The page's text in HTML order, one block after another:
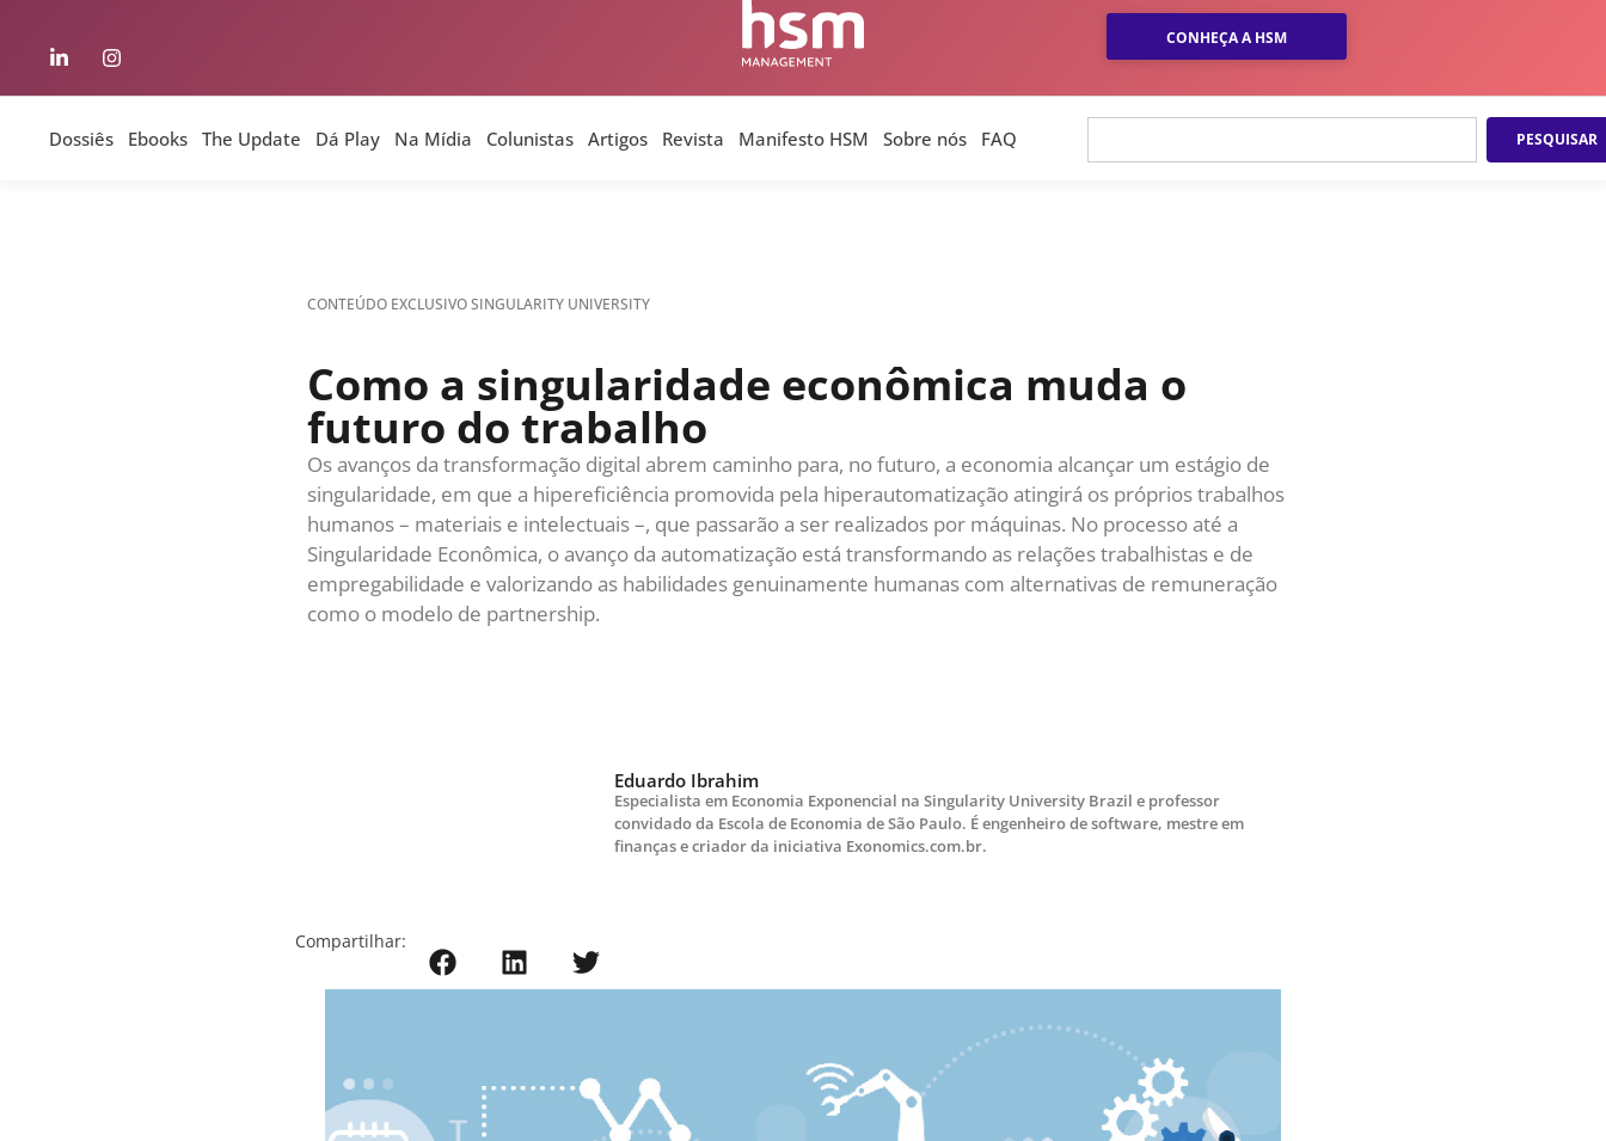
CONHEÇA A HSM
Dossiês Ebooks The Update Dá Play Na Mídia Colunistas Artigos Revista Manifesto HSM Sobre nós FAQ PESQUISAR
Em nossa sociedade, ainda consideram-se trabalhos cognitivos como trabalhos mais “nobres”, e por
hiperautomatizada, eles possivelmente serão a grande parte dos empregos existentes. Como fazer a
distribuição de riquezas necessária para continuar movimentando a economia? Todos teriam
partnership em que os incentivos estejam presentes tanto para retenção de talentos quanto para
sobrepõe – e gera mais lucro – à matemática da competitividade quando decide abrir mão de
patentes e chamar todo o setor para inovar em conjunto em sua plataforma.
Com as gerações mais novas vivenciando períodos de maior abundância econômica, alguns outros
pontos, como propósito e impacto, também entraram na equação. Questões de governança –
corporativa, social e ambiental – passaram a fazer parte das agendas de governos e empresas, na
famosa sigla ESG.
O próximo passo de uma economia hiperautomatizada seria então saber se atingiremos uma
hipereficiência econômica, em que trabalhos humanos – manuais e intelectuais – não seriam mais
função de valor na sociedade, ou seja, não haveria diferenças significativas entre empregar recursos
humanos ou tecnológicos nas linhas de produção, que se tornam autossuficientes. Assim, elas se
tornariam cada vez menos dependentes de capital e trabalho – com uso de tecnologia –, sejam
linhas de produção industriais, sejam digitais.
dos postos de trabalho na pandemia. Quantos processos e perfis de trabalho que tinham o humano
como middle-man para garantir sua eficiência foram automatizados e hoje acontecem sem
Muitas tecnologias exponenciais estão sendo empregadas para tornar cadeias de produção inteiras
autossuficientes. Nesses contextos microeconômicos, podemos considerar que
minissingularidades já estão acontecendo e devem continuar se expandindo ainda mais, mudando